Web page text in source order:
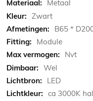
Metaal
Zwart
B65 *
Module
Nvt
Wel
LED
ca 3000K